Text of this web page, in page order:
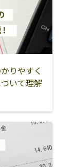
りやすく
いて理解